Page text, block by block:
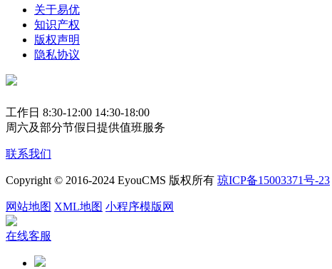
关于易优
知识产权
版权声明
隐私协议
工作日 8:30-12:00 14:30-18:00
周六及部分节假日提供值班服务
联系我们
Copyright © 2016-2024 EyouCMS 版权所有 琼ICP备15003371号-23
网站地图 XML地图 小程序模版网
在线客服